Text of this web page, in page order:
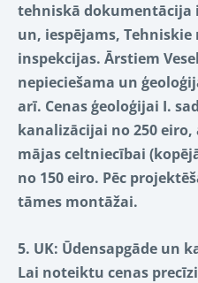
tehniskā dokumentācija
un, iespējams,
inspekcijas. Ārstiem
nepieciešama un
arī. Cenas ģeoloģijai I.
kanalizācijai no 250 eiro,
mājas celtniecībai
no 150 eiro. Pēc
tāmes montāžai.
5. UK: Ūdensapgāde un
Lai noteiktu cenas